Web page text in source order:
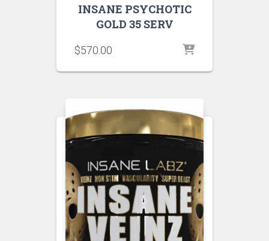
INSANE PSYCHOTIC
GOLD 35 SERV
$570.00